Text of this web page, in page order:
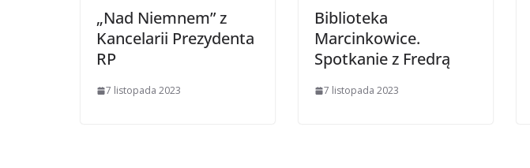
„Nad Niemnem” z
Kancelarii Prezydenta
RP
7 listopada 2023
Biblioteka
Marcinkowice.
Spotkanie z Fredrą
7 listopada 2023